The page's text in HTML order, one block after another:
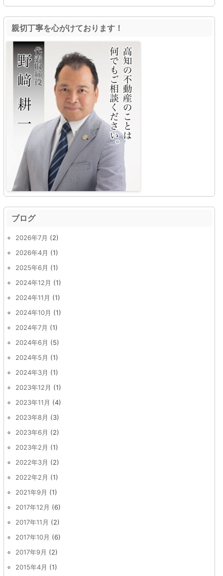
親切丁寧を心がけております！
ブログ
2026年7月 (2)
2026年4月 (1)
2025年6月 (1)
2024年12月 (1)
2024年11月 (1)
2024年10月 (1)
2024年7月 (1)
2024年6月 (5)
2024年5月 (1)
2024年3月 (1)
2023年12月 (1)
2023年11月 (4)
2023年8月 (3)
2023年6月 (2)
2023年2月 (1)
2022年3月 (2)
2022年2月 (1)
2021年9月 (1)
2017年12月 (6)
2017年11月 (2)
2017年10月 (6)
2017年9月 (2)
2015年4月 (1)